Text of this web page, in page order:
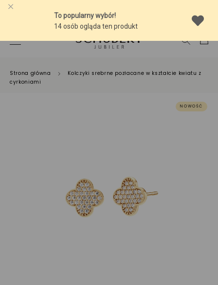
Strona główna
Kolczyki srebrne pozłacane w kształcie kwiatu z
cyrkoniami
NOWOŚĆ